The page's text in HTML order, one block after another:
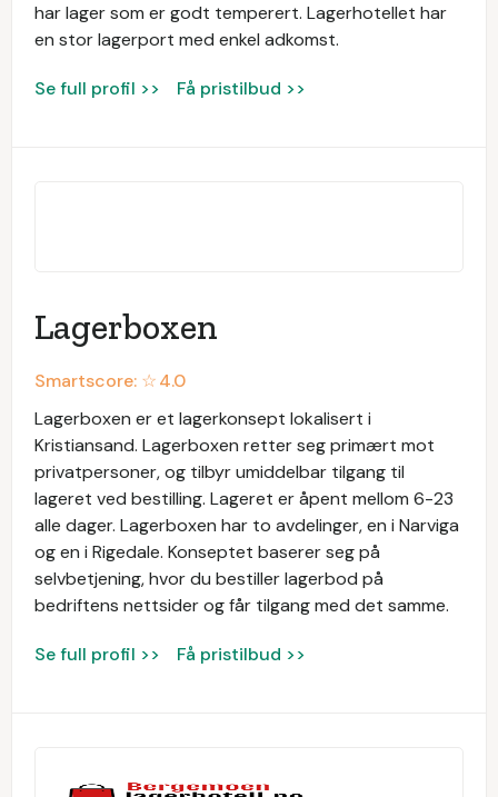
har lager som er godt temperert. Lagerhotellet har
en stor lagerport med enkel adkomst.
Se full profil >> Få pristilbud >>
Lagerboxen
Smartscore: ☆4.0
Lagerboxen er et lagerkonsept lokalisert i
Kristiansand. Lagerboxen retter seg primært mot
privatpersoner, og tilbyr umiddelbar tilgang til
lageret ved bestilling. Lageret er åpent mellom 6-23
alle dager. Lagerboxen har to avdelinger, en i Narviga
og en i Rigedale. Konseptet baserer seg på
selvbetjening, hvor du bestiller lagerbod på
bedriftens nettsider og får tilgang med det samme.
Se full profil >> Få pristilbud >>